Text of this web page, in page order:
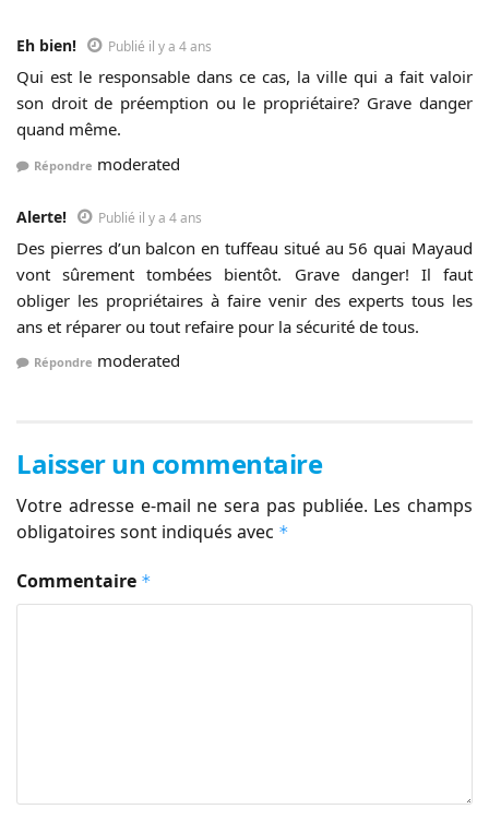
Eh bien! Publié il y a 4 ans
Qui est le responsable dans ce cas, la ville qui a fait valoir
son droit de préemption ou le propriétaire? Grave danger
quand même.
Répondre moderated
Alerte! Publié il y a 4 ans
Des pierres d’un balcon en tuffeau situé au 56 quai Mayaud
vont sûrement tombées bientôt. Grave danger! Il faut
obliger les propriétaires à faire venir des experts tous les
ans et réparer ou tout refaire pour la sécurité de tous.
Répondre moderated
Laisser un commentaire
Votre adresse e-mail ne sera pas publiée. Les champs
obligatoires sont indiqués avec *
Commentaire *